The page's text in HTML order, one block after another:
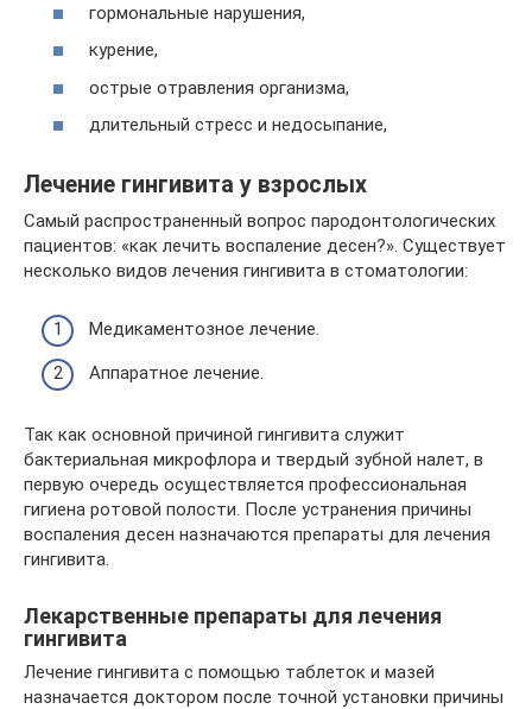
гормональные нарушения,
курение,
острые отравления организма,
длительный стресс и недосыпание,
Лечение гингивита у взрослых
Самый распространенный вопрос пародонтологических
пациентов: «как лечить воспаление десен?». Существует
несколько видов лечения гингивита в стоматологии:
Медикаментозное лечение.
Аппаратное лечение.
Так как основной причиной гингивита служит
бактериальная микрофлора и твердый зубной налет, в
первую очередь осуществляется профессиональная
гигиена ротовой полости. После устранения причины
воспаления десен назначаются препараты для лечения
гингивита.
Лекарственные препараты для лечения
гингивита
Лечение гингивита с помощью таблеток и мазей
назначается доктором после точной установки причины